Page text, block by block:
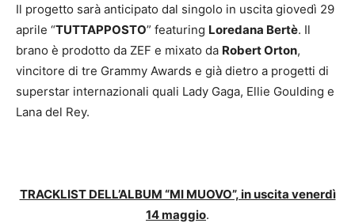
Il progetto sarà anticipato dal singolo in uscita giovedì 29
aprile “TUTTAPPOSTO” featuring Loredana Bertè. Il
brano è prodotto da ZEF e mixato da Robert Orton,
vincitore di tre Grammy Awards e già dietro a progetti di
superstar internazionali quali Lady Gaga, Ellie Goulding e
Lana del Rey.
TRACKLIST DELL’ALBUM “MI MUOVO”, in uscita venerdì
14 maggio.